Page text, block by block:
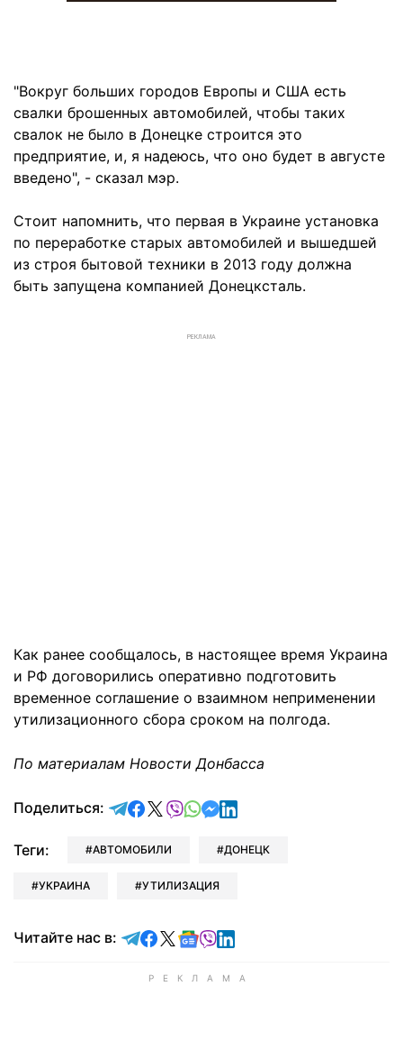
"Вокруг больших городов Европы и США есть
свалки брошенных автомобилей, чтобы таких
свалок не было в Донецке строится это
предприятие, и, я надеюсь, что оно будет в августе
введено", - сказал мэр.
Стоит напомнить, что первая в Украине установка
по переработке старых автомобилей и вышедшей
из строя бытовой техники в 2013 году должна
быть запущена компанией Донецксталь.
РЕКЛАМА
Как ранее сообщалось, в настоящее время Украина
и РФ договорились оперативно подготовить
временное соглашение о взаимном неприменении
утилизационного сбора сроком на полгода.
По материалам Новости Донбасса
Поделиться: отправить в Telegram
поделиться в Facebook
поделиться в X
отправить в Viber
отправить в Whatsapp
отправить в Messenger
отправить в LinkedIn
Теги: АВТОМОБИЛИ ДОНЕЦК
УКРАИНА УТИЛИЗАЦИЯ
Читайте нас в: Читайте в Telegram
Читайте в Facebook
Читайте в X
Читайте в Google news
Читайте в Viber
Читайте в LinkedIn